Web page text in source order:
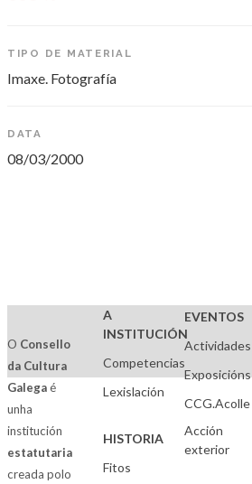
TIPO DE MATERIAL
Imaxe. Fotografía
DATA
08/03/2000
O Consello
da Cultura
Galegaé
unha
institución
estatutaria
creada polo
A
INSTITUCIÓN
Competencias
Lexislación
HISTORIA
Fitos
EVENTOS
Actividades
Exposicións
CCG.Acolle
Acción
exterior